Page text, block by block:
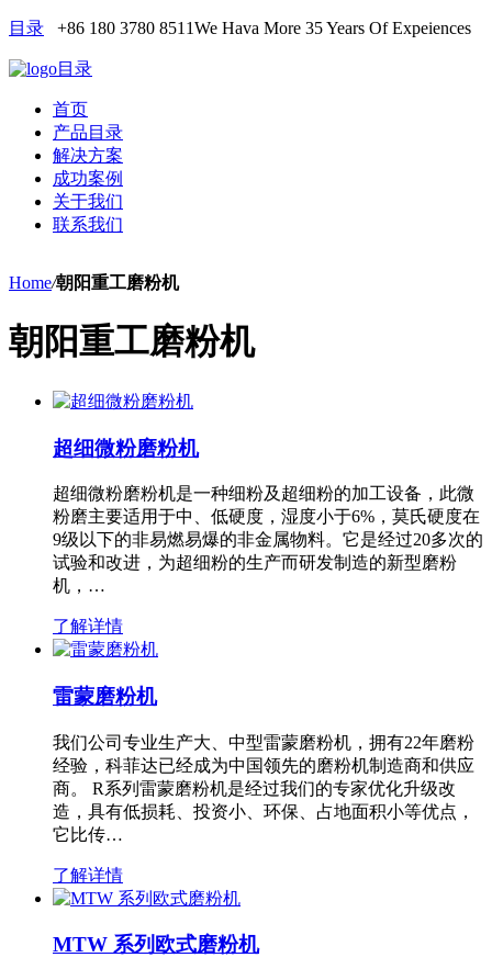
目录 +86 180 3780 8511We Hava More 35 Years Of Expeiences
目录
首页
产品目录
解决方案
成功案例
关于我们
联系我们
Home/朝阳重工磨粉机
朝阳重工磨粉机
超细微粉磨粉机
超细微粉磨粉机是一种细粉及超细粉的加工设备，此微
粉磨主要适用于中、低硬度，湿度小于6%，莫氏硬度在
9级以下的非易燃易爆的非金属物料。它是经过20多次的
试验和改进，为超细粉的生产而研发制造的新型磨粉
机，…
了解详情
雷蒙磨粉机
我们公司专业生产大、中型雷蒙磨粉机，拥有22年磨粉
经验，科菲达已经成为中国领先的磨粉机制造商和供应
商。 R系列雷蒙磨粉机是经过我们的专家优化升级改
造，具有低损耗、投资小、环保、占地面积小等优点，
它比传…
了解详情
MTW 系列欧式磨粉机